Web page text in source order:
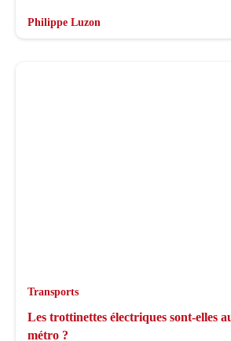
Philippe Luzon
Transports
Les trottinettes électriques sont-elles
métro ?